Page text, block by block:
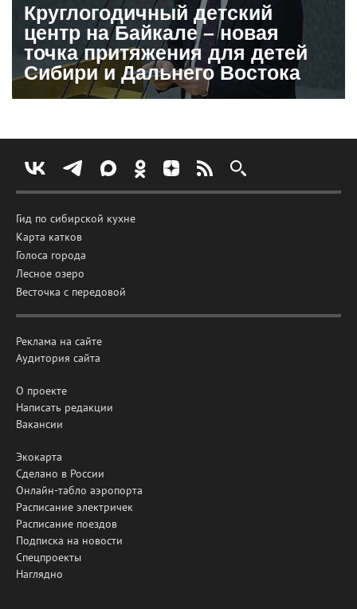
Круглогодичный детский
центр на Байкале – новая
точка притяжения для детей
Сибири и Дальнего Востока
Гид по сибирской кухне
Карта катков
Голоса города
Лесное озеро
Весточка с передовой
Реклама на сайте
Аудитория сайта
О проекте
Написать редакции
Вакансии
Экокарта
Сделано в России
Онлайн-табло аэропорта
Расписание электричек
Расписание поездов
Подписка на новости
Спецпроекты
Наглядно